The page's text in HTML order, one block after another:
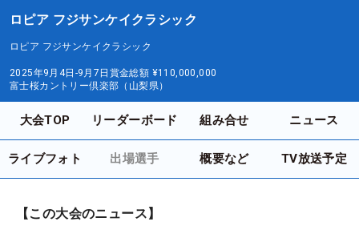
ロピア フジサンケイクラシック
ロピア フジサンケイクラシック
2025年9月4日-9月7日 賞金総額 ¥110,000,000
富士桜カントリー倶楽部（山梨県）
大会TOP リーダーボード 組み合せ ニュース
ライブフォト 出場選手 概要など TV放送予定
【この大会のニュース】